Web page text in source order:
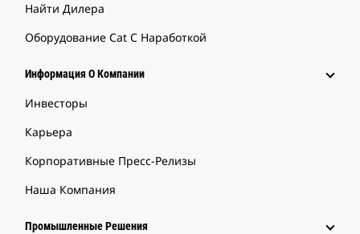
Найти Дилера
Оборудование Cat С Наработкой
Информация О Компании
Инвесторы
Карьера
Корпоративные Пресс-Релизы
Наша Компания
Промышленные Решения